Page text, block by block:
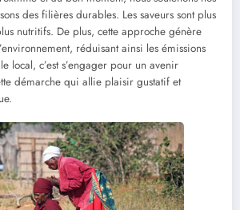
des filières durables. Les saveurs sont plus
nutritifs. De plus, cette approche génère
réduisant ainsi les émissions
local, c’est s’engager pour un avenir
démarche qui allie plaisir gustatif et